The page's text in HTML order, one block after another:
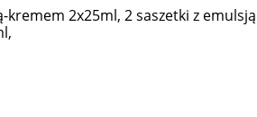
kremem 2x25ml, 2 saszetki z